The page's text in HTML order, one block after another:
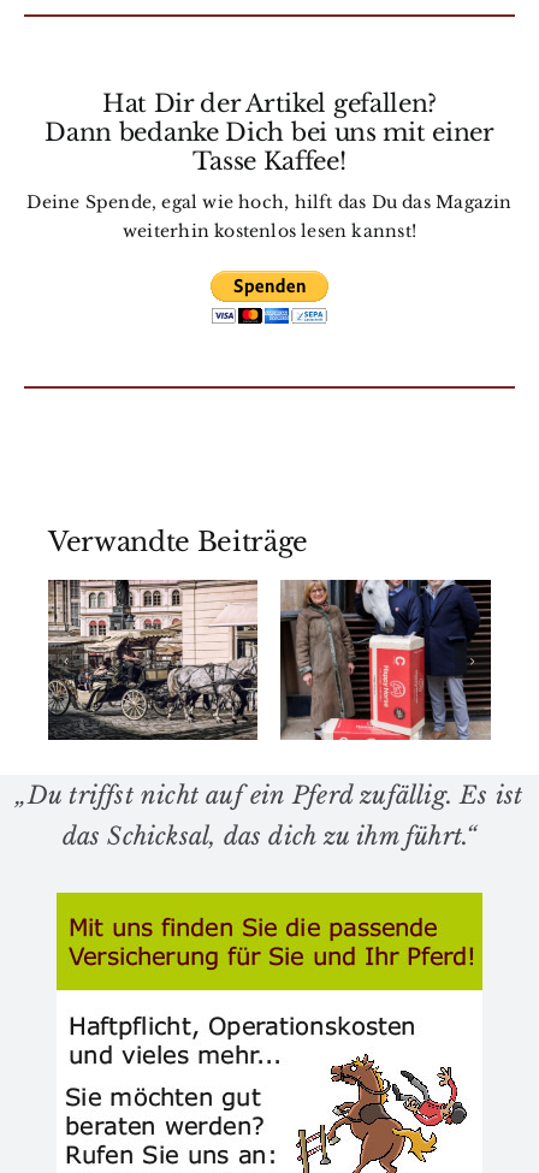
Hat Dir der Artikel gefallen?
Dann bedanke Dich bei uns mit einer
Tasse Kaffee!
Deine Spende, egal wie hoch, hilft das Du das Magazin
weiterhin kostenlos lesen kannst!
Verwandte Beiträge
Spanische
Hofreitschule
und Happy
Horse
Zwei Gene
das
Verhältnis
von
und Pferd
„Du triffst nicht auf ein Pferd zufällig. Es ist
das Schicksal, das dich zu ihm führt.“